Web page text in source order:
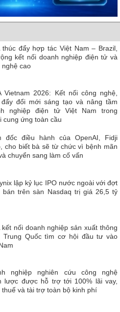
thúc đẩy hợp tác Việt Nam – Brazil,
kết nối doanh nghiệp điện tử và
nghệ cao
Vietnam 2026: Kết nối công nghệ,
đẩy đổi mới sáng tạo và nâng tầm
nghiệp điện tử Việt Nam trong
cung ứng toàn cầu
đốc điều hành của OpenAI, Fidji
cho biết bà sẽ từ chức vì bệnh mãn
chuyển sang làm cố vấn
lập kỷ lục IPO nước ngoài với đợt
bán trên sàn Nasdaq trị giá 26,5 tỷ
kết nối doanh nghiệp sản xuất thông
Trung Quốc tìm cơ hội đầu tư vào
nghiệp nghiên cứu công nghệ
lược được hỗ trợ tới 100% lãi vay,
thuế và tài trợ toàn bộ kinh phí